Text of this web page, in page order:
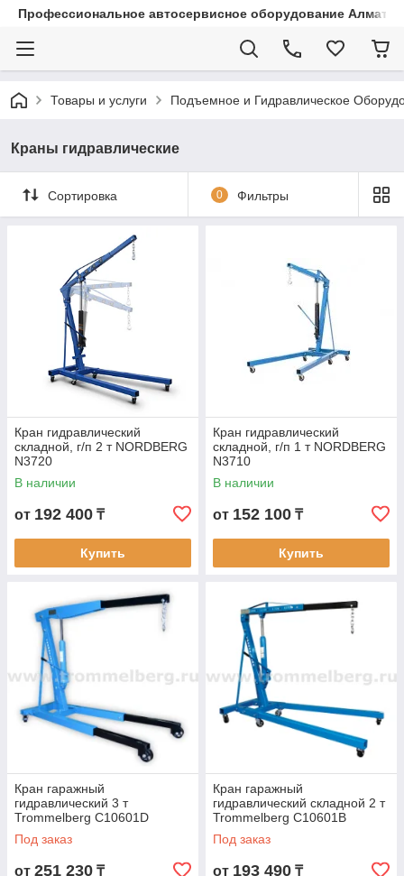
Профессиональное автосервисное оборудование Алматы
Товары и услуги Подъемное и Гидравлическое
Краны гидравлические
Сортировка 0 Фильтры
Кран гидравлический
складной, г/п 2 т NORDBERG
N3720
В наличии
от 192 400 ₸
Купить
Кран гидравлический
складной, г/п 1 т NORDBERG
N3710
В наличии
от 152 100 ₸
Купить
Кран гаражный
гидравлический 3 т
Trommelberg C10601D
Под заказ
от 251 230 ₸
Кран гаражный
гидравлический складной 2 т
Trommelberg C10601B
Под заказ
от 193 490 ₸